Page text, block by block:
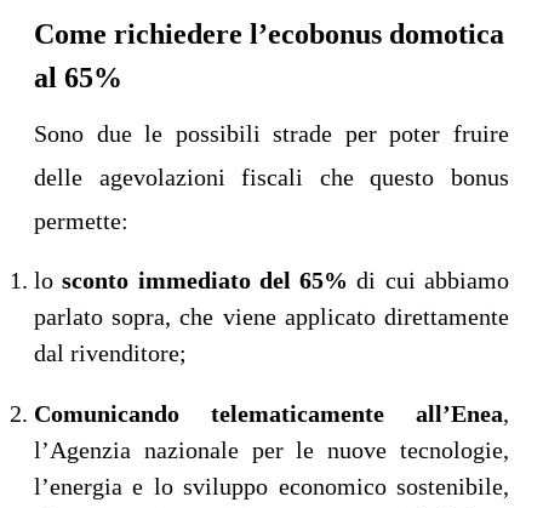
Come richiedere l’ecobonus domotica
al 65%
Sono due le possibili strade per poter fruire
delle agevolazioni fiscali che questo bonus
permette:
losconto immediato del 65% di cui abbiamo
parlato sopra, che viene applicato direttamente
dal rivenditore;
Comunicando telematicamente all’Enea,
l’Agenzia nazionale per le nuove tecnologie,
l’energia e lo sviluppo economico sostenibile,